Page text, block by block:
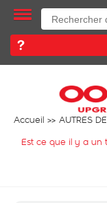
Accueil
AUTRES
Est ce que il y a un